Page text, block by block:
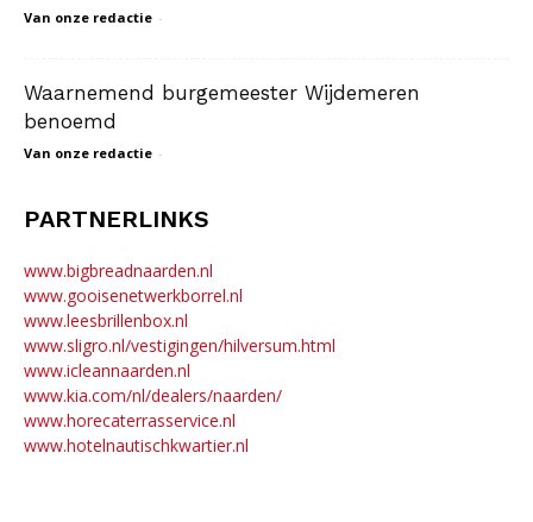
Van onze redactie -
Waarnemend burgemeester Wijdemeren
benoemd
Van onze redactie -
PARTNERLINKS
www.bigbreadnaarden.nl
www.gooisenetwerkborrel.nl
www.leesbrillenbox.nl
www.sligro.nl/vestigingen/hilversum.html
www.icleannaarden.nl
www.kia.com/nl/dealers/naarden/
www.horecaterrasservice.nl
www.hotelnautischkwartier.nl